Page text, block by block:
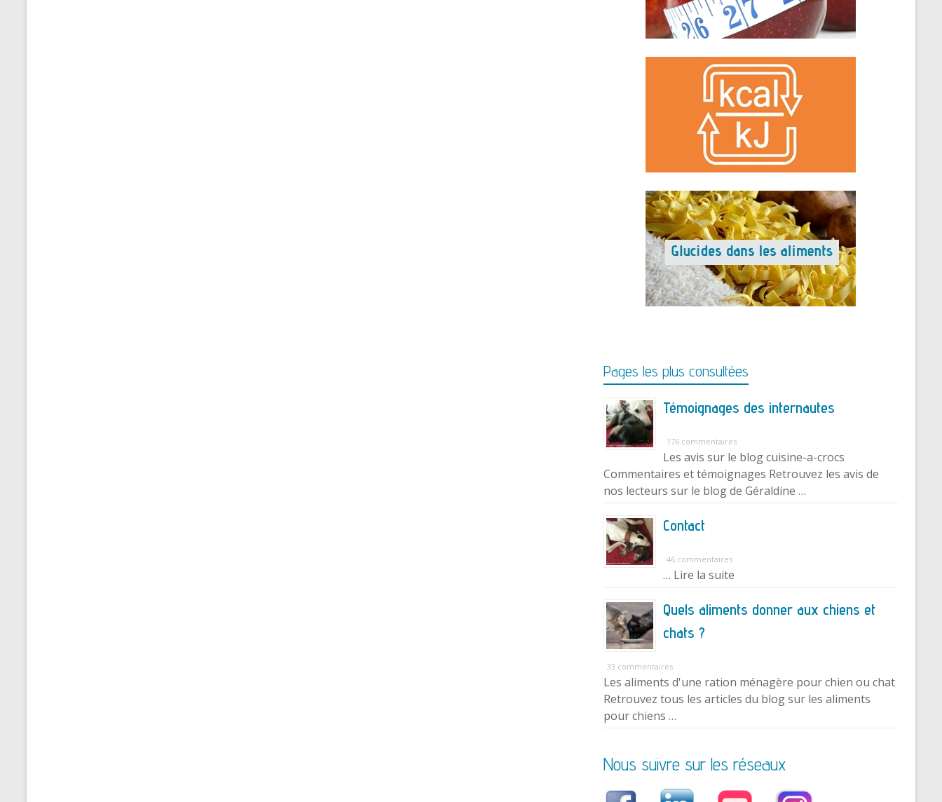
Pages les plus consultées
Témoignages des internautes
176 commentaires
Les avis sur le blog cuisine-a-crocs
Commentaires et témoignages Retrouvez les avis de
nos lecteurs sur le blog de Géraldine …
Contact
46 commentaires
… Lire la suite
Quels aliments donner aux chiens et
chats ?
33 commentaires
Les aliments d'une ration ménagère pour chien ou chat
Retrouvez tous les articles du blog sur les aliments
pour chiens …
Nous suivre sur les réseaux